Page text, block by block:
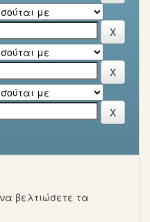
βελτιώσετε τα